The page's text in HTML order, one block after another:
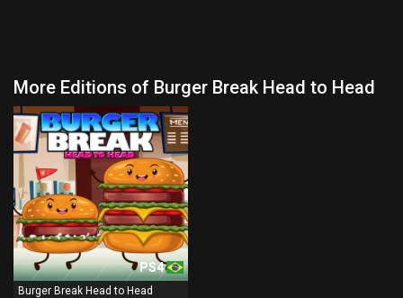
More Editions of Burger Break Head to Head
PS4
Burger Break Head to Head